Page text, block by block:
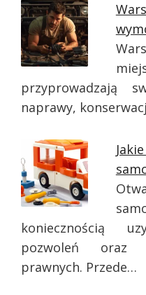
przyprowadzają
naprawy,
koniecznością
pozwoleń oraz
prawnych. Przede…